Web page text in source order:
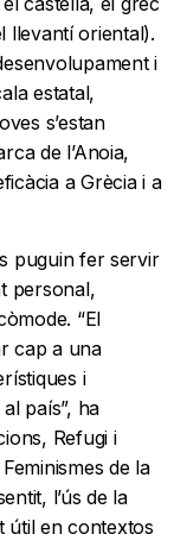
llevantí oriental).
i
estatal,
s’estan
de l’Anoia,
a Grècia i a
puguin fer servir
personal,
“El
cap a una
i
país”, ha
Refugi i
de la
l’ús de la
útil en contextos